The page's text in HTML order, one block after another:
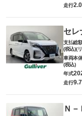
走行
セレ
支払総
(税込)(
車両本
(税込)
年式
走行
Ｎ